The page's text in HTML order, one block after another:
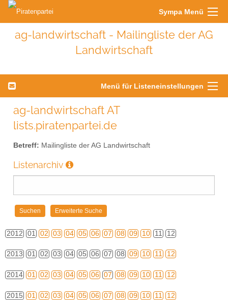
Sympa Menü
ag-landwirtschaft - Mailingliste der AG
Landwirtschaft
Menü für Listeneinstellungen
ag-landwirtschaft AT
lists.piratenpartei.de
Betreff: Mailingliste der AG Landwirtschaft
Listenarchiv
2012 01 02 03 04 05 06 07 08 09 10 11 12
2013 01 02 03 04 05 06 07 08 09 10 11 12
2014 01 02 03 04 05 06 07 08 09 10 11 12
2015 01 02 03 04 05 06 07 08 09 10 11 12